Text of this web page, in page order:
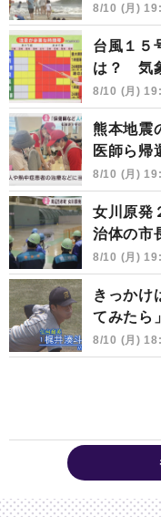
8/10 (月)
台風１５
は？ 気
8/10 (月)
熊本地震
医師ら帰
8/10 (月)
女川原発
治体の市
8/10 (月)
きっかけ
てみたら
8/10 (月)